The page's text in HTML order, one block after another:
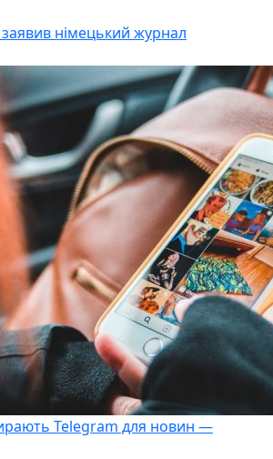
німецький журнал
Telegram для новин —